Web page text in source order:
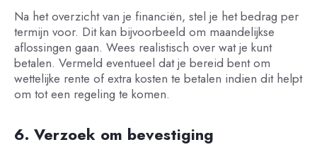
Na het overzicht van je financiën, stel je het bedrag per
termijn voor. Dit kan bijvoorbeeld om maandelijkse
aflossingen gaan. Wees realistisch over wat je kunt
betalen. Vermeld eventueel dat je bereid bent om
wettelijke rente of extra kosten te betalen indien dit helpt
om tot een regeling te komen.
6. Verzoek om bevestiging